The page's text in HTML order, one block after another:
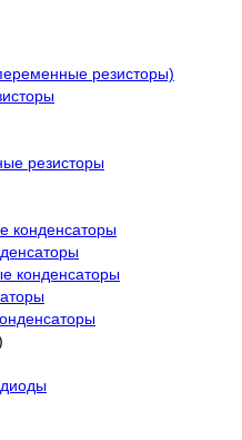
резисторы)
резисторы
конденсаторы
конденсаторы